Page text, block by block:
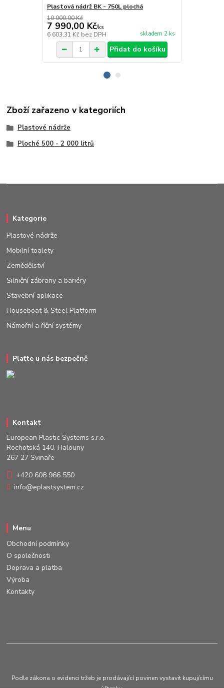
Plastová nádrž BK - 750L plochá
10 000,00 Kč
7 990,00 Kč/ks
6 603,31 Kč bez DPH skladem 2 ks
Přidat do košíku
Zboží zařazeno v kategoriích
Plastové nádrže
Ploché 500 - 2 000 litrů
Kategorie
Plastové nádrže
Mobilní toalety
Zemědělství
Silniční zábrany a bariéry
Stavební aplikace
Houseboat & Steel Platform
Námořní a říční systémy
Plaťte u nás bezpečně
Kontakt
European Plastic Systems s.r.o.
Rochotská 140, Halouny
267 27 Svinaře
+420 608 966 550
info@eplastsystem.cz
Menu
Obchodní podmínky
O společnosti
Doprava a platba
Výroba
Kontakty
Podle zákona o evidenci tržeb je prodávající povinen vystavit kupujícímu